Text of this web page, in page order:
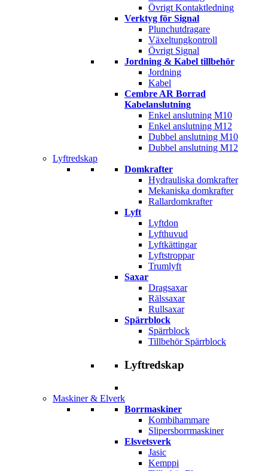
Övrigt Kontaktledning
Verktyg för Signal
Plunchutdragare
Växeltungkontroll
Övrigt Signal
Jordning & Kabel tillbehör
Jordning
Kabel
Cembre AR Borrad
Kabelanslutning
Enkel anslutning M10
Enkel anslutning M12
Dubbel anslutning M10
Dubbel anslutning M12
Lyftredskap
Domkrafter
Hydrauliska domkrafter
Mekaniska domkrafter
Rallardomkrafter
Lyft
Lyftdon
Lyfthuvud
Lyftkättingar
Lyftstroppar
Trumlyft
Saxar
Dragsaxar
Rälssaxar
Rullsaxar
Spärrblock
Spärrblock
Tillbehör Spärrblock
Lyftredskap
Maskiner & Elverk
Borrmaskiner
Kombihammare
Slipersborrmaskiner
Elsvetsverk
Jasic
Kemppi